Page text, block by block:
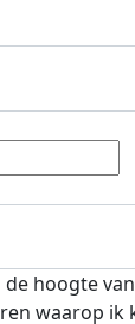
hoogte
waarop ik